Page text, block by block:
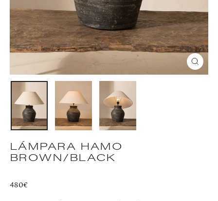
(ESC)
LÁMPARA HAMO
BROWN/BLACK
Precio
480€